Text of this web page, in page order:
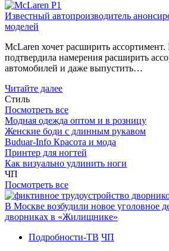
Известный автопроизводитель
моделей
McLaren хочет расширить
подтвердила намерения расширить
автомобилей и даже выпустить…
Читайте далее
Стиль
Посмотреть все
Модная одежда оптом и в розницу
Женские боди с длинным рукавом
Buduar-Info Красота и мода
Принтер для ногтей
Как визуально удлинить ноги
ЧП
Посмотреть все
В Москве возбудили новое уголовное
дворниках в «Жилищнике»
Подробности-ТВ ЧП